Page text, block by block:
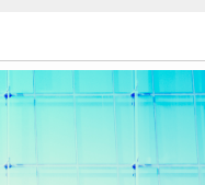
Història
Galeria de Presidents
Seu Social